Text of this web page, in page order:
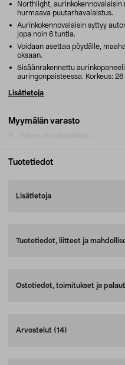
Myymälän varasto
Northlight,
hurmaava puutarhavalaistus.
Aurinkokennovalaisin syttyy
jopa noin 6 tuntia.
Voidaan asettaa pöydälle,
oksaan.
Sisäänrakennettu
auringonpaisteessa. Korkeus: 26
Lisätietoja
Tuotetiedot
Lisätietoja
Tuotetiedot, liitteet ja
Ostotiedot, toimitukset ja
Arvostelut (14)